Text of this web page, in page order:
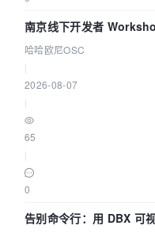
南京线下开发者
智能 Agent 应用
哈哈欧尼OSC
2026-08-07
65
0
告别命令行：用 DBX 可